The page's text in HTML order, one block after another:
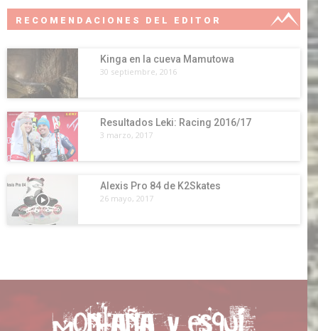
RECOMENDACIONES DEL EDITOR
Kinga en la cueva Mamutowa
30 septiembre, 2016
Resultados Leki: Racing 2016/17
3 marzo, 2017
Alexis Pro 84 de K2Skates
26 mayo, 2017